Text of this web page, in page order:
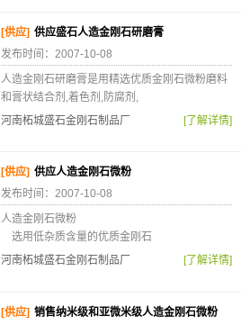
[供应] 供应盛石人造金刚石研磨膏
发布时间：2007-10-08
人造金刚石研磨膏是用精选优质金刚石微粉磨料
和膏状结合剂,着色剂,防腐剂,
河南柘城盛石金刚石制品厂
[了解详情]
[供应] 供应人造金刚石微粉
发布时间：2007-10-08
人造金刚石微粉
选用低杂质含量的优质金刚石
河南柘城盛石金刚石制品厂
[了解详情]
[供应] 销售纳米级和亚微米级人造金刚石微粉